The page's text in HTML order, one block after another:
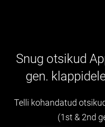
Snug otsikud
gen.
Telli kohandatud
(1st & 2nd